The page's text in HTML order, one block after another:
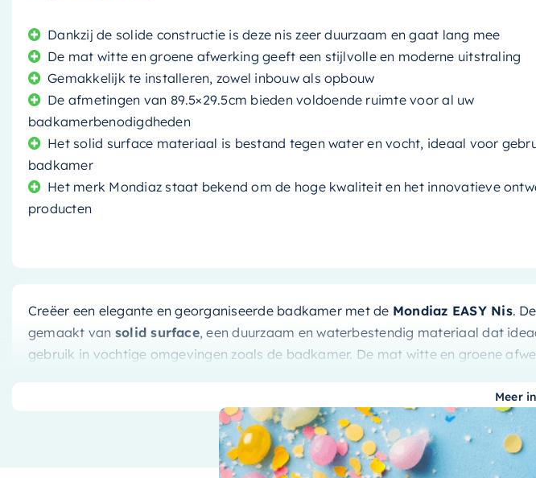
Dankzij de solide constructie is deze nis zeer duurzaam en gaat lang mee
De mat witte en groene afwerking geeft een stijlvolle en moderne uitstraling
Gemakkelijk te installeren, zowel inbouw als opbouw
De afmetingen van 89.5×29.5cm bieden voldoende ruimte voor al uw
badkamerbenodigdheden
Het solid surface materiaal is bestand tegen water en vocht, ideaal voor
badkamer
Het merk Mondiaz staat bekend om de hoge kwaliteit en het innovatieve
producten
Creëer een elegante en georganiseerde badkamer met de Mondiaz EASY Nis.
gemaakt van solid surface, een duurzaam en waterbestendig materiaal dat
gebruik in vochtige omgevingen zoals de badkamer. De mat witte en groene
Veelzijdig en functioneel ontwerp
89.5×29.5cm, biedt deze nis voldoende ruimte voor al uw
Meer